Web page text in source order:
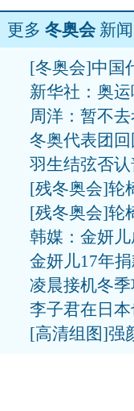
更多 冬奥会新闻
[冬奥会]中国
新华社：奥
周洋：暂不
冬奥代表团
羽生结弦否
[残冬奥会]轮
[残冬奥会]轮
韩媒：金妍
金妍儿17年
凌晨接机冬
李子君在日
[高清组图]强